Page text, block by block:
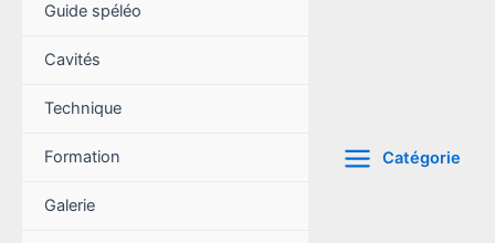
Guide spéléo
Cavités
Technique
Formation
Galerie
Catégorie